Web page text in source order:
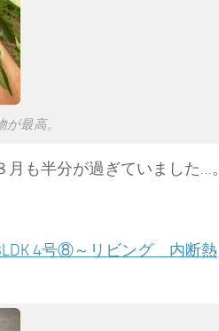
最高。
も半分が過ぎていました…。
4号⑧～リビング 内断熱